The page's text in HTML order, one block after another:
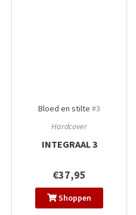
Bloed en stilte #3
Hardcover
INTEGRAAL 3
€37,95
Shoppen